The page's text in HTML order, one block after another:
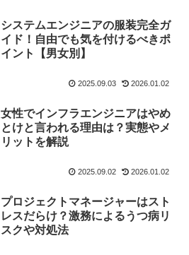
システムエンジニアの服装完全ガ
イド！自由でも気を付けるべきポ
イント【男女別】
2025.09.03 2026.01.02
女性でインフラエンジニアはやめ
とけと言われる理由は？実態やメ
リットを解説
2025.09.02 2026.01.02
プロジェクトマネージャーはスト
レスだらけ？激務によるうつ病リ
スクや対処法